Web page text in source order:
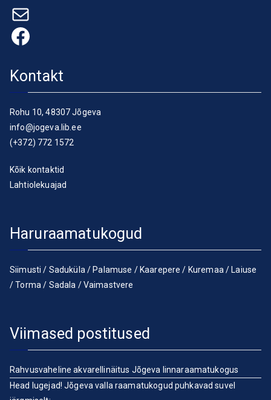
E-post
Facebook
Kontakt
Rohu 10, 48307 Jõgeva
info@jogeva.lib.ee
(+372) 772 1572
Kõik kontaktid
Lahtiolekuajad
Haruraamatukogud
Siimusti / Saduküla / Palamuse / Kaarepere / Kuremaa / Laiuse
/Torma / Sadala /Vaimastvere
Viimased postitused
Rahvusvaheline akvarellinäitus Jõgeva linnaraamatukogus
Head lugejad! Jõgeva valla raamatukogud puhkavad suvel